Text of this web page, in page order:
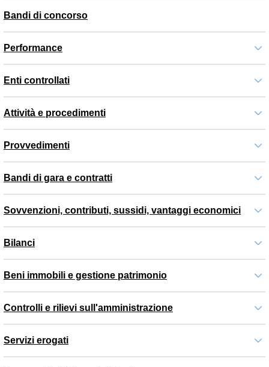
Bandi di concorso
Performance
Enti controllati
Attività e procedimenti
Provvedimenti
Bandi di gara e contratti
Sovvenzioni, contributi, sussidi, vantaggi economici
Bilanci
Beni immobili e gestione patrimonio
Controlli e rilievi sull'amministrazione
Servizi erogati